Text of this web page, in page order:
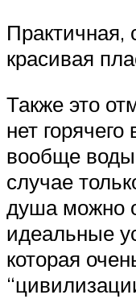
Практичная,
красивая
Также это
нет
вообще
случае
душа можно
идеальные
которая